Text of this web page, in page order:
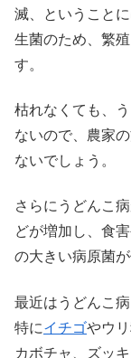
滅、ということ
生菌のため、繁
す。
枯れなくても、
ないので、農家
ないでしょう。
さらにうどんこ
どが増加し、食
の大きい病原菌
最近はうどんこ
特にイチゴやウ
カボチャ、ズッキ